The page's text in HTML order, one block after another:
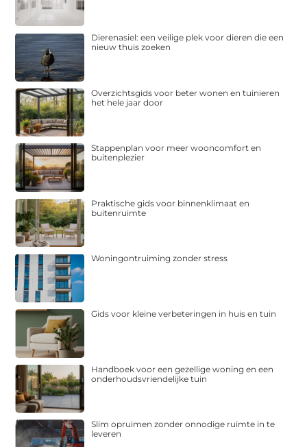
Dierenasiel: een veilige plek voor dieren die een
nieuw thuis zoeken
Overzichtsgids voor beter wonen en tuinieren
het hele jaar door
Stappenplan voor meer wooncomfort en
buitenplezier
Praktische gids voor binnenklimaat en
buitenruimte
Woningontruiming zonder stress
Gids voor kleine verbeteringen in huis en tuin
Handboek voor een gezellige woning en een
onderhoudsvriendelijke tuin
Slim opruimen zonder onnodige ruimte in te
leveren